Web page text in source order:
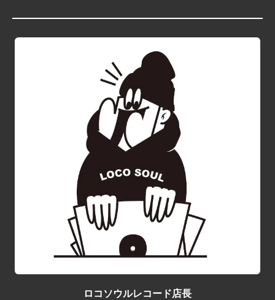
ロコソウルレコード店長